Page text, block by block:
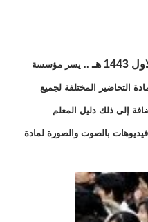
هـ .. يسر مؤسسة
التحاضير المختلفة لجميع
إلى ذلك دليل المعلم
بالصوت والصورة لمادة